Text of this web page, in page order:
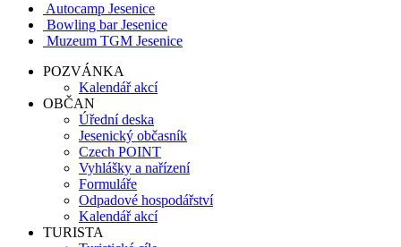
Autocamp Jesenice
Bowling bar Jesenice
Muzeum TGM Jesenice
POZVÁNKA
Kalendář akcí
OBČAN
Úřední deska
Jesenický občasník
Czech POINT
Vyhlášky a nařízení
Formuláře
Odpadové hospodářství
Kalendář akcí
TURISTA